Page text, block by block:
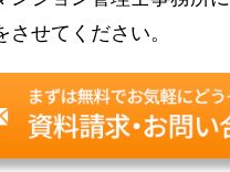
させてください。